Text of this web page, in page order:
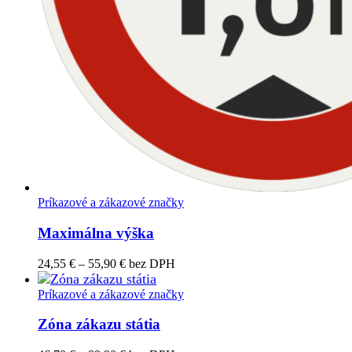
Príkazové a zákazové značky
Maximálna výška
24,55 € – 55,90 €Price
range:
24,55 €
55,90 €
bez DPH
Príkazové a zákazové značky
Zóna zákazu státia